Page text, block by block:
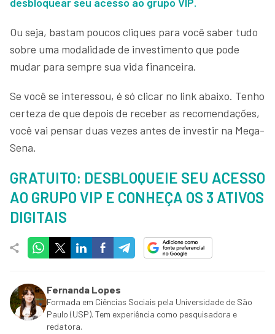
desbloquear seu acesso ao grupo VIP.
Ou seja, bastam poucos cliques para você saber tudo
sobre uma modalidade de investimento que pode
mudar para sempre sua vida financeira.
Se você se interessou, é só clicar no link abaixo. Tenho
certeza de que depois de receber as recomendações,
você vai pensar duas vezes antes de investir na Mega-
Sena.
GRATUITO: DESBLOQUEIE SEU ACESSO
AO GRUPO VIP E CONHEÇA OS 3 ATIVOS
DIGITAIS
Fernanda Lopes
Formada em Ciências Sociais pela Universidade de São
Paulo (USP). Tem experiência como pesquisadora e
redatora.